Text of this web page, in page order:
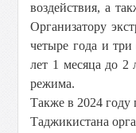
воздействия, а
Организатору
четыре года и
лет 1 месяца до 2
режима.
Также в 2024 году
Таджикистана